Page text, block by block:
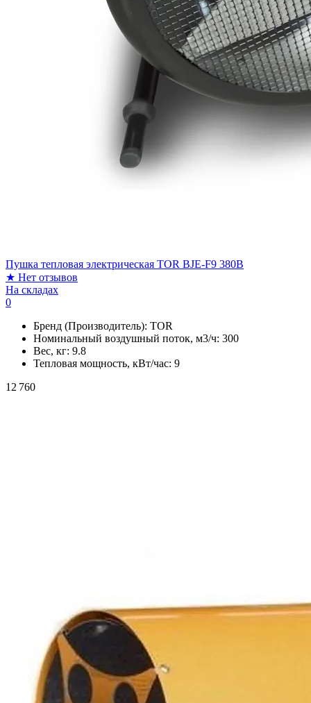
Пушка тепловая электрическая TOR BJE-F9 380В
★ Нет отзывов
На складах
0
Бренд (Производитель): TOR
Номинальный воздушный поток, м3/ч: 300
Вес, кг: 9.8
Тепловая мощность, кВт/час: 9
12 760